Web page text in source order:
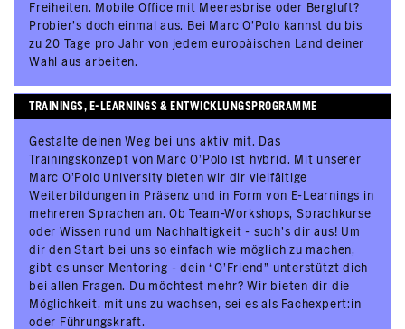
Freiheiten. Mobile Office mit Meeresbrise oder Bergluft?
Probier’s doch einmal aus. Bei Marc O'Polo kannst du bis
zu 20 Tage pro Jahr von jedem europäischen Land deiner
Wahl aus arbeiten.
TRAININGS, E-LEARNINGS & ENTWICKLUNGSPROGRAMME
Gestalte deinen Weg bei uns aktiv mit. Das
Trainingskonzept von Marc O’Polo ist hybrid. Mit unserer
Marc O’Polo University bieten wir dir vielfältige
Weiterbildungen in Präsenz und in Form von E-Learnings in
mehreren Sprachen an. Ob Team-Workshops, Sprachkurse
oder Wissen rund um Nachhaltigkeit - such’s dir aus! Um
dir den Start bei uns so einfach wie möglich zu machen,
gibt es unser Mentoring - dein “O’Friend” unterstützt dich
bei allen Fragen. Du möchtest mehr? Wir bieten dir die
Möglichkeit, mit uns zu wachsen, sei es als Fachexpert:in
oder Führungskraft.